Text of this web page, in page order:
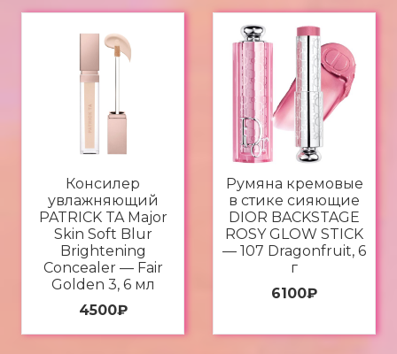
Консилер
увлажняющий
PATRICK TA Major
Skin Soft Blur
Brightening
Concealer — Fair
Golden 3, 6 мл
4500₽
Румяна кремовые
в стике сияющие
DIOR BACKSTAGE
ROSY GLOW STICK
— 107 Dragonfruit, 6
г
6100₽